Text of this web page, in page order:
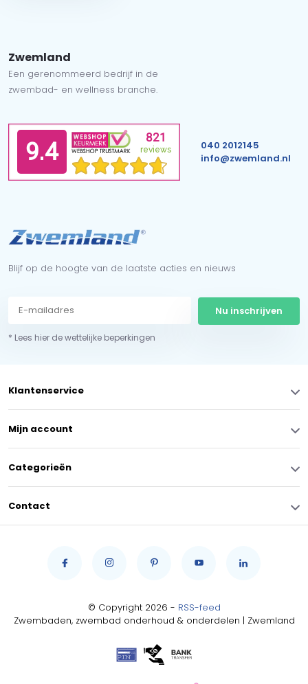
Zwemland
Een gerenommeerd bedrijf in de
zwembad- en wellness branche.
040 2012145
info@zwemland.nl
Blijf op de hoogte van de laatste acties en nieuws
Nu inschrijven
* Lees hier de wettelijke beperkingen
Klantenservice
Mijn account
Categorieën
Contact
© Copyright 2026 - RSS-feed
Zwembaden, zwembad onderhoud & onderdelen | Zwemland